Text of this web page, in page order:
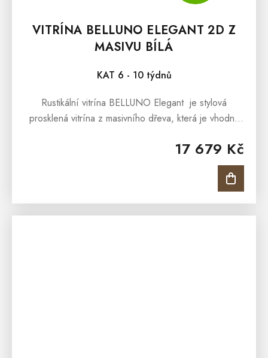
VITRÍNA BELLUNO ELEGANT 2D Z
MASIVU BÍLÁ
KAT 6 - 10 týdnů
17 679 Kč
Rustikální vitrína BELLUNO Elegant je stylová
prosklená vitrína z masivního dřeva, která je vhodná